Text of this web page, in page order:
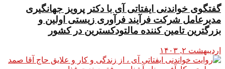
گفتگوی خواندنی ایفتاتی آی با دکتر پرویز جهانگیری
مدیرعامل شرکت فرآیند فرآوری زیستی اولین و
بزرگترین تامین کننده مالتودکسترین در کشور
اردیبهشت ۲, ۱۴۰۳